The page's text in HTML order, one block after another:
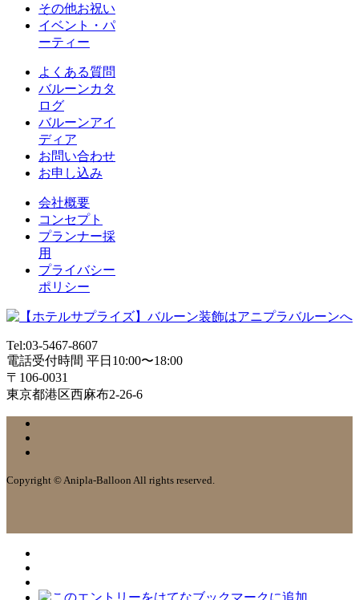
その他お祝い
イベント・パ
ーティー
よくある質問
バルーンカタ
ログ
バルーンアイ
ディア
お問い合わせ
お申し込み
会社概要
コンセプト
プランナー採
用
プライバシー
ポリシー
Tel:03-5467-8607
電話受付時間 平日10:00〜18:00
〒106-0031
東京都港区西麻布2-26-6
Copyright © Anipla-Balloon All rights reserved.